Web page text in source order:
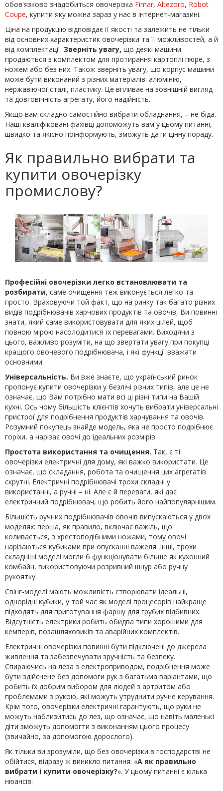
обов'язково знадобиться овочерізка Fimar, Altezoro, Robot
Coupe, купити яку можна зараз у нас в інтернет-магазині.
Ціна на продукцію відповідає її якості та залежить не тільки
від основних характеристик овочерізки та її можливостей, а й
від комплектації. Зверніть увагу, що деякі машини
продаються з комплектом для протирання картоплі пюре, з
ножем або без них. Також зверніть увагу, що корпус машини
може бути виконаний з різних матеріалів: алюмінію,
нержавіючої сталі, пластику. Це впливає на зовнішній вигляд
та довговічність агрегату, його надійність.
Якщо вам складно самостійно вибрати обладнання, – не біда.
Наші кваліфіковані фахівці допоможуть вам у цьому питанні,
швидко та якісно поінформують, зможуть дати цінну пораду.
Як правильно вибрати та
купити овочерізку
промислову?
Професійні овочерізки легко встановлювати та
розбирати, саме очищення теж виконується легко та
просто. Враховуючи той факт, що на ринку так багато різних
видів подрібнювачів харчових продуктів та овочів, Ви повинні
знати, який саме використовувати для яких цілей, щоб
повною мірою насолодитися їх перевагами. Виходячи з
цього, важливо розуміти, на що звертати увагу при покупці
кращого овочевого подрібнювача, і які функції вважати
основними:
Універсальність. Ви вже знаєте, що український ринок
пропонує купити овочерізки у безлічі різних типів, але це не
означає, що Вам потрібно мати всі ці різні типи на Вашій
кухні. Ось чому більшість клієнтів хочуть вибрати універсальні
пристрої для подрібнення продуктів харчування та овочів.
Розумний покупець знайде модель, яка не просто подрібнює
горіхи, а нарізає овочі до ідеальних розмірів.
Простота використання та очищення. Так, є ті
овочерізки електричні для дому, які важко використати. Це
означає, що складання, робота та очищення цих агрегатів
скрутні. Електричні подрібнювачі трохи складні у
використанні, а ручні – ні. Але є й переваги, які дає
електричний подрібнювач, що робить його найпопулярнішим.
Більшість ручних подрібнювачів овочів випускаються у двох
моделях: перша, як правило, включає важіль, що
коливається, з хрестоподібними ножами, тому овочі
нарізаються кубиками при опусканні важеля. Інші, трохи
складніші моделі могли б функціонувати більше як кухонний
комбайн, використовуючи розривний шнур або ручну
рукоятку.
Свінг-моделі мають можливість створювати ідеальні,
однорідні кубики, у той час як моделі процесорів найкраще
підходять для приготування фаршу для грубих відбивних.
Відсутність електрики робить обидва типи хорошими для
кемперів, позашляховиків та аварійних комплектів.
Електричні овочерізки повинні бути підключені до джерела
живлення та забезпечувати зручність та безпеку.
Спираючись на леза з електроприводом, подрібнення може
бути здійснене без допомоги рук з багатьма варіантами, що
робить їх добрим вибором для людей з артритом або
проблемами з рукою, які можуть утруднити ручне керування.
Крім того, овочерізки електричні гарантують, що руки не
можуть наблизитись до лез, що означає, що навіть маленькі
діти зможуть допомогти з виконанням цього процесу
(звичайно, за допомогою дорослого).
Як тільки ви зрозуміли, що без овочерізки в господарстві не
обійтися, відразу ж виникло питання: «А як правильно
вибрати і купити овочерізку?». У цьому питанні є кілька
нюансів: